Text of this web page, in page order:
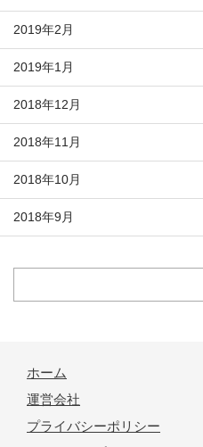
2019年2月
2019年1月
2018年12月
2018年11月
2018年10月
2018年9月
ホーム
運営会社
プライバシーポリシー